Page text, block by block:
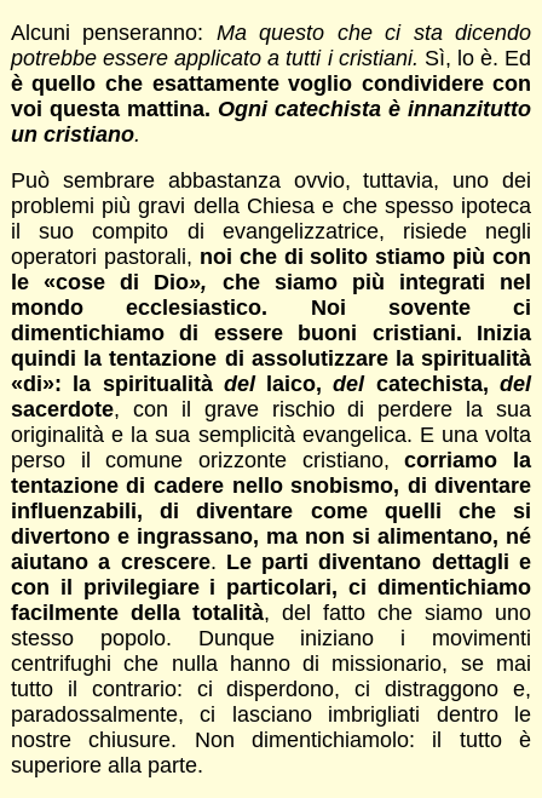
Alcuni penseranno: Ma questo che ci sta dicendo
potrebbe essere applicato a tutti i cristiani. Sì, lo è. Ed
è quello che esattamente voglio condividere con
voi questa mattina. Ogni catechista è innanzitutto
un cristiano.
Può sembrare abbastanza ovvio, tuttavia, uno dei
problemi più gravi della Chiesa e che spesso ipoteca
il suo compito di evangelizzatrice, risiede negli
operatori pastorali, noi che di solito stiamo più con
le «cose di Dio», che siamo più integrati nel
mondo ecclesiastico. Noi sovente ci
dimentichiamo di essere buoni cristiani. Inizia
quindi la tentazione di assolutizzare la spiritualità
«di»: la spiritualità dellaico,delcatechista,del
sacerdote, con il grave rischio di perdere la sua
originalità e la sua semplicità evangelica. E una volta
perso il comune orizzonte cristiano,corriamo la
tentazione di cadere nello snobismo, di diventare
influenzabili, di diventare come quelli che si
divertono e ingrassano, ma non si alimentano, né
aiutano a crescere. Le parti diventano dettagli e
con il privilegiare i particolari, ci dimentichiamo
facilmente della totalità, del fatto che siamo uno
stesso popolo. Dunque iniziano i movimenti
centrifughi che nulla hanno di missionario, se mai
tutto il contrario: ci disperdono, ci distraggono e,
paradossalmente, ci lasciano imbrigliati dentro le
nostre chiusure. Non dimentichiamolo: il tutto è
superiore alla parte.